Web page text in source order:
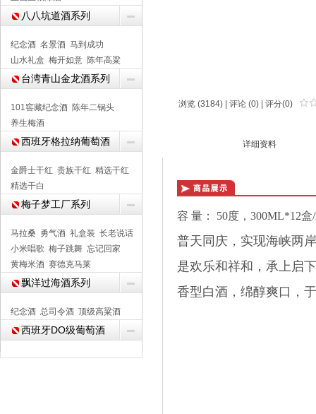
八八坑道酒系列
纪念酒 名景酒 马到成功
山水礼盒 梅开如意 陈年高粱
台湾青山金龙酒系列
101窖藏纪念酒 陈年二锅头
养生梅酒
西班牙格拉纳葡萄酒
金爵士干红 贵族干红 精选干红
精选干白
梅子梦工厂系列
马拉桑 勇气酒 礼盒装 长老说话
小米唱歌 梅子跳舞 忘记回家
黄梅米酒 赛德克马莱
飘洋过海酒系列
纪念酒 总司令酒 顶级高粱酒
西班牙DO级葡萄酒
浏览 (3184) | 评论 (0) | 评分(0)
详细资料
容 量： 50度，300ML*12盒
普天同庆，实现海峡两
是欢乐和祥和，承上启
香型白酒，绵醇爽口，